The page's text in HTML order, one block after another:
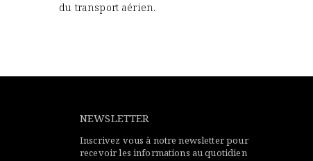
du transport aérien.
NEWSLETTER
Inscrivez vous à notre newsletter pour
recevoir les informations au quotidien